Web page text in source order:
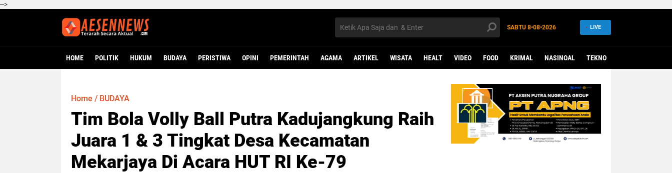
-->
SABTU 8•08•2026 LIVE
HOME POLITIK HUKUM BUDAYA PERISTIWA OPINI PEMERINTAH AGAMA ARTIKEL WISATA HEALT VIDEO FOOD KRIMAL NASINOAL TEKNO
Home / BUDAYA
Tim Bola Volly Ball Putra Kadujangkung Raih
Juara 1 & 3 Tingkat Desa Kecamatan
Mekarjaya Di Acara HUT RI Ke-79